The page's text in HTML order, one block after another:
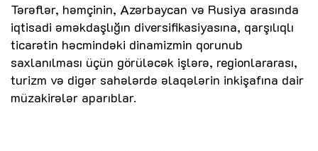
Tərəflər, həmçinin, Azərbaycan və Rusiya arasında
iqtisadi əməkdaşlığın diversifikasiyasına, qarşılıqlı
ticarətin həcmindəki dinamizmin qorunub
saxlanılması üçün görüləcək işlərə, regionlararası,
turizm və digər sahələrdə əlaqələrin inkişafına dair
müzakirələr aparıblar.